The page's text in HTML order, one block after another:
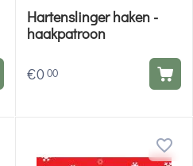
Hartenslinger haken -
haakpatroon
€000